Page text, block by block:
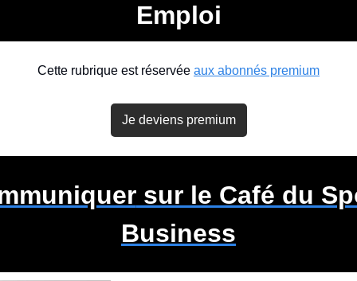
Emploi
Cette rubrique est réservée aux abonnés premium
Je deviens premium
sur le Café du
Business